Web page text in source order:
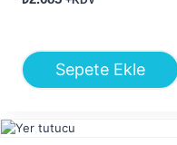
Sepete Ekle